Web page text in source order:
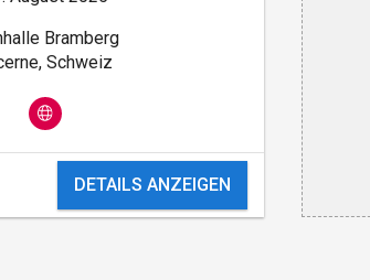
Bramberg
Schweiz
DETAILS ANZEIGEN